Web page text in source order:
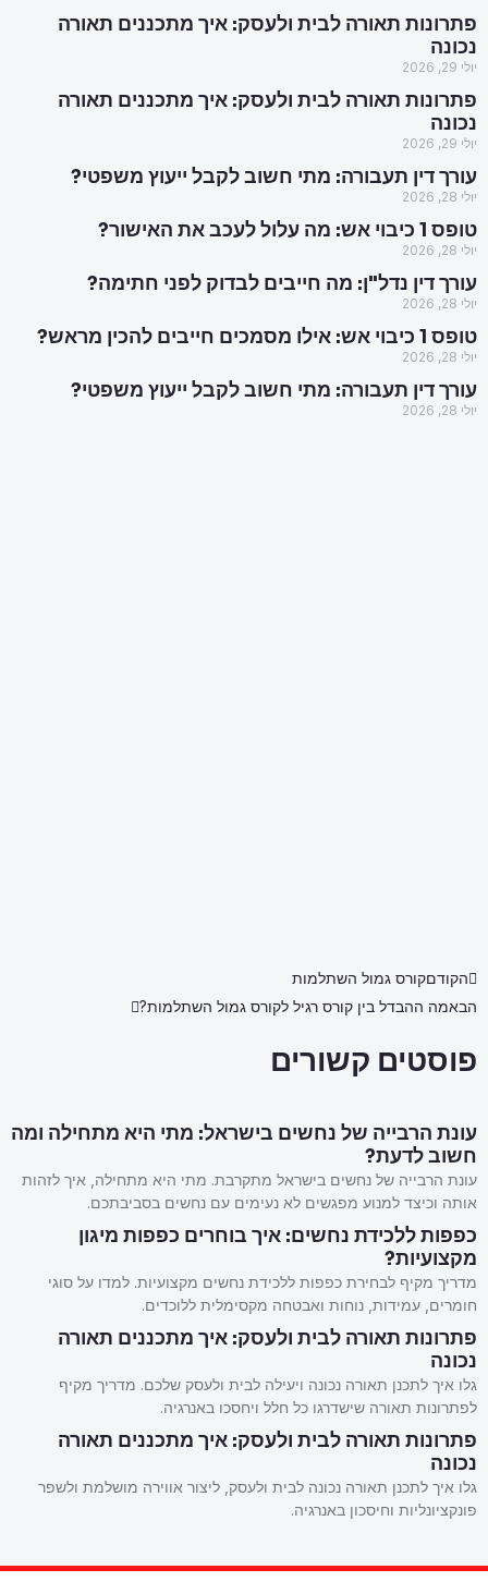
פתרונות תאורה לבית ולעסק: איך מתכננים תאורה
נכונה
יולי 29, 2026
פתרונות תאורה לבית ולעסק: איך מתכננים תאורה
נכונה
יולי 29, 2026
עורך דין תעבורה: מתי חשוב לקבל ייעוץ משפטי?
יולי 28, 2026
טופס 1 כיבוי אש: מה עלול לעכב את האישור?
יולי 28, 2026
עורך דין נדל"ן: מה חייבים לבדוק לפני חתימה?
יולי 28, 2026
טופס 1 כיבוי אש: אילו מסמכים חייבים להכין מראש?
יולי 28, 2026
עורך דין תעבורה: מתי חשוב לקבל ייעוץ משפטי?
יולי 28, 2026
הקודםקורס גמול השתלמות
הבאמה ההבדל בין קורס רגיל לקורס גמול השתלמות?
פוסטים קשורים
עונת הרבייה של נחשים בישראל: מתי היא מתחילה ומה
חשוב לדעת?
עונת הרבייה של נחשים בישראל מתקרבת. מתי היא מתחילה, איך לזהות
אותה וכיצד למנוע מפגשים לא נעימים עם נחשים בסביבתכם.
כפפות ללכידת נחשים: איך בוחרים כפפות מיגון
מקצועיות?
מדריך מקיף לבחירת כפפות ללכידת נחשים מקצועיות. למדו על סוגי
חומרים, עמידות, נוחות ואבטחה מקסימלית ללוכדים.
פתרונות תאורה לבית ולעסק: איך מתכננים תאורה
נכונה
גלו איך לתכנן תאורה נכונה ויעילה לבית ולעסק שלכם. מדריך מקיף
לפתרונות תאורה שישדרגו כל חלל ויחסכו באנרגיה.
פתרונות תאורה לבית ולעסק: איך מתכננים תאורה
נכונה
גלו איך לתכנן תאורה נכונה לבית ולעסק, ליצור אווירה מושלמת ולשפר
פונקציונליות וחיסכון באנרגיה.